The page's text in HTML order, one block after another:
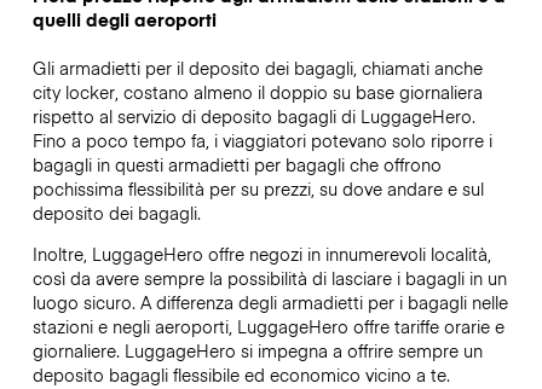
quelli degli aeroporti
Gli armadietti per il deposito dei bagagli, chiamati anche
city locker, costano almeno il doppio su base giornaliera
rispetto al servizio di deposito bagagli di LuggageHero.
Fino a poco tempo fa, i viaggiatori potevano solo riporre i
bagagli in questi armadietti per bagagli che offrono
pochissima flessibilità per su prezzi, su dove andare e sul
deposito dei bagagli.
Inoltre, LuggageHero offre negozi in innumerevoli località,
così da avere sempre la possibilità di lasciare i bagagli in un
luogo sicuro. A differenza degli armadietti per i bagagli nelle
stazioni e negli aeroporti, LuggageHero offre tariffe orarie e
giornaliere. LuggageHero si impegna a offrire sempre un
deposito bagagli flessibile ed economico vicino a te.